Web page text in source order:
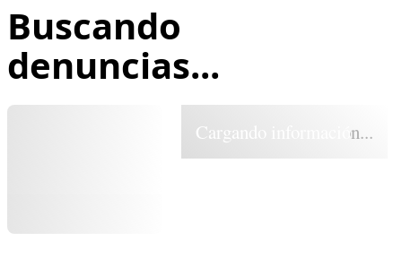
Buscando
denuncias...
Cargando información...